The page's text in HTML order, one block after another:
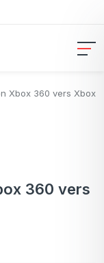
Xbox 360 vers Xbox
360 vers